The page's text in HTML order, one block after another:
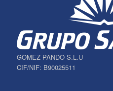
GOMEZ PANDO S.L.U
CIF/NIF: B90025511